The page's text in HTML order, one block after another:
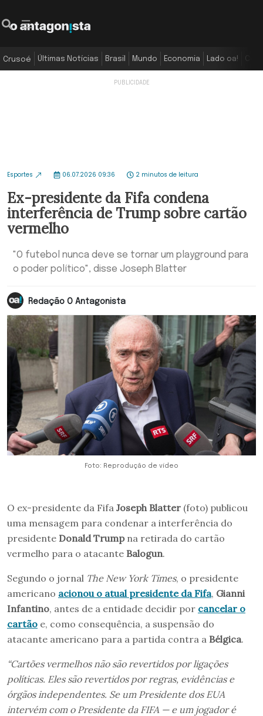
Crusoé Últimas Notícias Brasil Mundo Economia Lado oa!
Esportes 06.07.2026 09:36 2 minutos de leitura
Ex-presidente da Fifa condena
interferência de Trump sobre cartão
vermelho
"O futebol nunca deve se tornar um playground para
o poder político", disse Joseph Blatter
Redação O Antagonista
Foto: Reprodução de vídeo
O ex-presidente da Fifa Joseph Blatter (foto) publicou
uma mensagem para condenar a interferência do
presidente Donald Trumpna retirada do cartão
vermelho para o atacante Balogun.
Segundo o jornal The New York Times, o presidente
americano acionou o atual presidente da Fifa, Gianni
Infantino, antes de a entidade decidir por cancelar o
cartão e, como consequência, a suspensão do
atacante americano para a partida contra a Bélgica.
“Cartões vermelhos não são revertidos por ligações
políticas. Eles são revertidos por regras, evidências e
órgãos independentes. Se um Presidente dos EUA
intervém com o Presidente da FIFA — e um jogador é